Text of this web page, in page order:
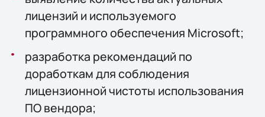
лицензий и используемого
программного обеспечения Microsoft;
разработка рекомендаций по
доработкам для соблюдения
лицензионной чистоты использования
ПО вендора;